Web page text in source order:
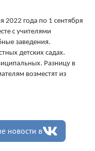
2022 года по 1 сентября
с учителями
заведения.
детских садах.
Разницу в
возместят из
новости в